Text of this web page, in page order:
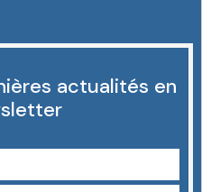
actualités en